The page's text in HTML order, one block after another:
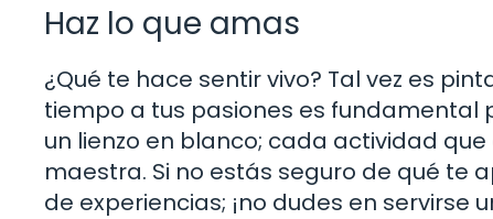
Haz lo que amas
¿Qué te hace sentir vivo? Tal vez es
tiempo a tus pasiones es fundamental
un lienzo en blanco; cada actividad
maestra. Si no estás seguro de qué te
de experiencias; ¡no dudes en servirse